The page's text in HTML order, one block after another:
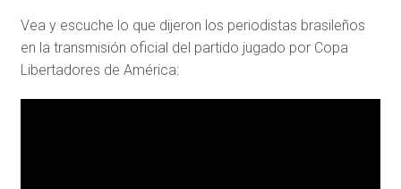
Vea y escuche lo que dijeron los periodistas brasileños
en la transmisión oficial del partido jugado por Copa
Libertadores de América: